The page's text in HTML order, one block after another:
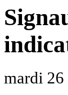
mardi 26